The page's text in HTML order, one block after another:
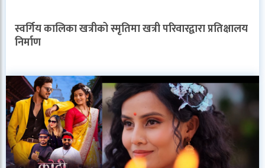
स्वर्गिय कालिका खत्रीको स्मृतिमा खत्री परिवारद्वारा प्रतिक्षालय
निर्माण